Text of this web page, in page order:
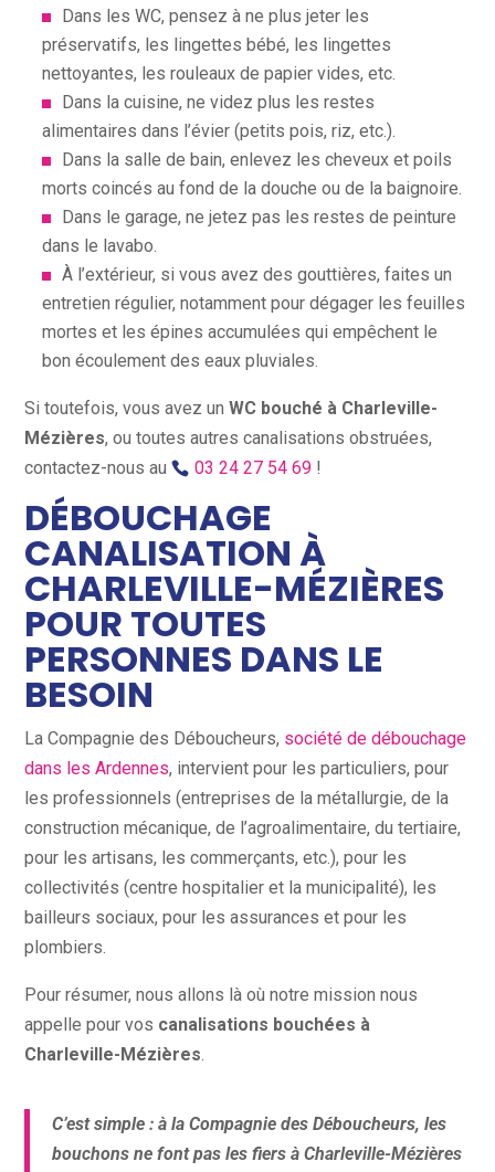
Dans les WC, pensez à ne plus jeter les
préservatifs, les lingettes bébé, les lingettes
nettoyantes, les rouleaux de papier vides, etc.
Dans la cuisine, ne videz plus les restes
alimentaires dans l’évier (petits pois, riz, etc.).
Dans la salle de bain, enlevez les cheveux et poils
morts coincés au fond de la douche ou de la baignoire.
Dans le garage, ne jetez pas les restes de peinture
dans le lavabo.
À l’extérieur, si vous avez des gouttières, faites un
entretien régulier, notamment pour dégager les feuilles
mortes et les épines accumulées qui empêchent le
bon écoulement des eaux pluviales.
Si toutefois, vous avez un WC bouché à Charleville-
Mézières, ou toutes autres canalisations obstruées,
contactez-nous au
03 24 27 54 69 !
DÉBOUCHAGE
CANALISATION À
CHARLEVILLE-MÉZIÈRES
POUR TOUTES
PERSONNES DANS LE
BESOIN
La Compagnie des Déboucheurs, société de débouchage
dans les Ardennes, intervient pour les particuliers, pour
les professionnels (entreprises de la métallurgie, de la
construction mécanique, de l’agroalimentaire, du tertiaire,
pour les artisans, les commerçants, etc.), pour les
collectivités (centre hospitalier et la municipalité), les
bailleurs sociaux, pour les assurances et pour les
plombiers.
Pour résumer, nous allons là où notre mission nous
appelle pour vos canalisations bouchées à
Charleville-Mézières.
C’est simple : à la Compagnie des Déboucheurs, les
bouchons ne font pas les fiers à Charleville-Mézières